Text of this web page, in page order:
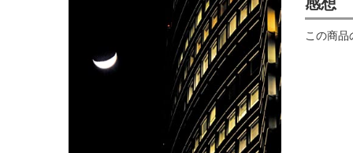
この商品